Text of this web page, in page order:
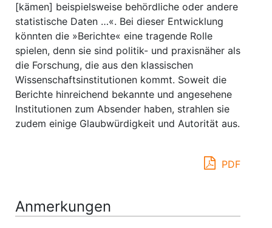
[kämen] beispielsweise behördliche oder andere
statistische Daten …«. Bei dieser Entwicklung
könnten die »Berichte« eine tragende Rolle
spielen, denn sie sind politik- und praxisnäher als
die Forschung, die aus den klassischen
Wissenschaftsinstitutionen kommt. Soweit die
Berichte hinreichend bekannte und angesehene
Institutionen zum Absender haben, strahlen sie
zudem einige Glaubwürdigkeit und Autorität aus.
PDF
Anmerkungen